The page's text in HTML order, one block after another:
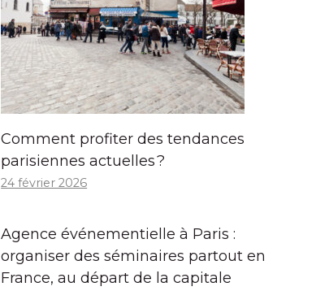
Comment profiter des tendances
parisiennes actuelles ?
24 février 2026
Agence événementielle à Paris :
organiser des séminaires partout en
France, au départ de la capitale